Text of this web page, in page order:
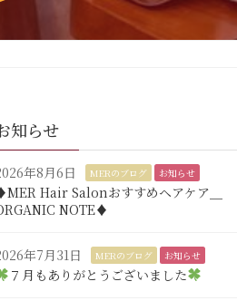
知らせ
年8月6日 MERのブログ お知らせ
Hair Salonおすすめヘアケア＿
NOTE♦︎
年7月31日 MERのブログ お知らせ
７月もありがとうございました